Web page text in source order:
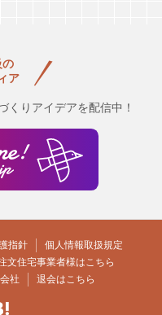
の
ア
くりアイデアを配信中！
指針
個人情報取扱規定
文住宅事業者様はこちら
社 退会はこちら